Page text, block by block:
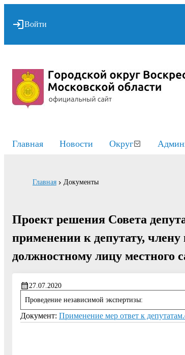
Войти
Главная Новости Округ
Главная Документы
Проект решения Совета
применении к депутату,
должностному лицу местного
27.07.2020
Проведение независимой экспертизы:
Документ: Применение мер ответ к